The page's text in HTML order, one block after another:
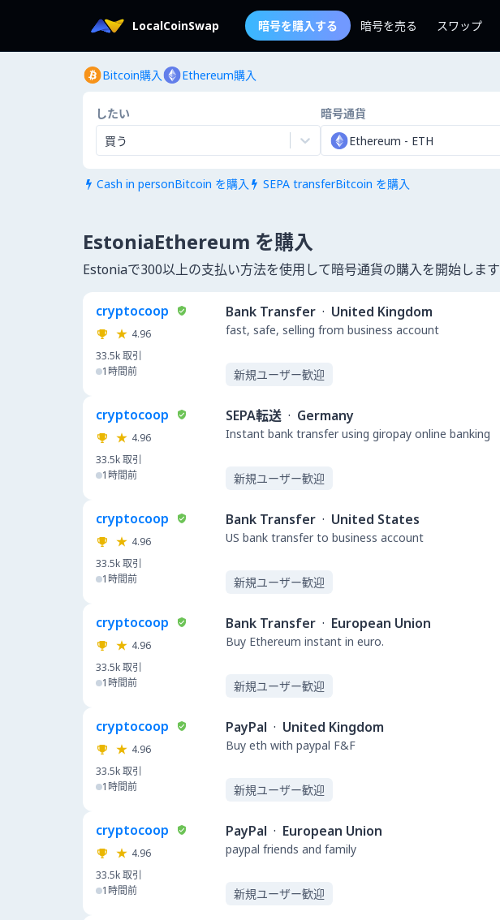
LocalCoinSwap 暗号を購入する 暗号を売る スワップ
Bitcoin購入 Ethereum購入
したい
買う
暗号通貨
Ethereum - ETH
 Cash in personBitcoin を購入  SEPA transferBitcoin を購入
EstoniaEthereum を購入
Estoniaで300以上の支払い方法を使用して暗号通貨の購入を開始します
cryptocoop
4.96
33.5k取引
1時間前
Bank Transfer · United Kingdom
fast, safe, selling from business account
新規ユーザー歓迎
cryptocoop
4.96
33.5k取引
1時間前
SEPA転送 · Germany
Instant bank transfer using giropay online banking
新規ユーザー歓迎
cryptocoop
4.96
33.5k取引
1時間前
Bank Transfer · United States
US bank transfer to business account
新規ユーザー歓迎
cryptocoop
4.96
33.5k取引
1時間前
Bank Transfer · European Union
Buy Ethereum instant in euro.
新規ユーザー歓迎
cryptocoop
4.96
33.5k取引
1時間前
PayPal · United Kingdom
Buy eth with paypal F&F
新規ユーザー歓迎
cryptocoop
4.96
33.5k取引
1時間前
PayPal · European Union
paypal friends and family
新規ユーザー歓迎